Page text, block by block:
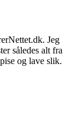
Jeg
således alt fra
og lave slik.